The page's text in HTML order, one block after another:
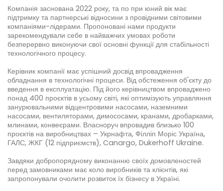
Компанія заснована 2022 року, та по при юний вік має
підтримку та партнерські відносини з провідними світовими
компаніями-лідерами. Пропоновані нами продукти
зарекомендували себе в найважчих умовах роботи
безперервно виконуючи свої основні функції для стабільності
технологічного процесу.
Керівник компанії має успішний досвід впровадження
обладнання в технологічні процеси. Від обстеження об'єкту до
введення в експлуатацію. Під його керівництвом впроваджено
понад 400 проєктів в усьому світі, які оптимізують управляння
занурювальними відцентровими насосами, наземними
насосами, вентиляторами, димососами, кранами, дробарками,
млинами, конвеєрами. Власноруч впровадив близько 100
проєктів на виробництвах – Укрнафта, Філліп Моріс Україна,
ГАЛС, ЖКГ (12 підприємств), Canargo, Dukerhoff Ukraine.
Завдяки добропорядному виконанню своїх домовленостей
перед замовниками має коло виробників та клієнтів, які
запропонували очолити розвиток їх бізнесу в Україні.